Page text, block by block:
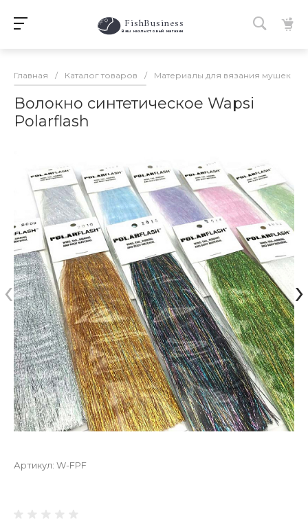
FishBusiness
Ваш нахлыстовый магазин
Главная / Каталог товаров / Материалы для вязания мушек
Волокно синтетическое Wapsi
Polarflash
‹ ›
Артикул: W-FPF